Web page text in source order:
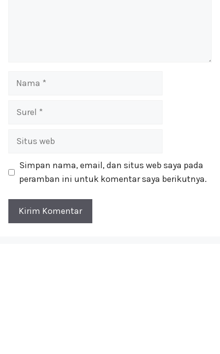
Nama
Surel
Situs
Simpan nama, email, dan situs web saya pada
peramban ini untuk komentar saya berikutnya.